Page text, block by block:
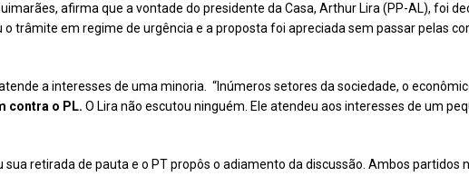
afirma que a vontade do presidente da Casa, Arthur Lira (PP-AL), foi
trâmite em regime de urgência e a proposta foi apreciada sem passar pelas
a interesses de uma minoria. “Inúmeros setores da sociedade, o
contra o PL. O Lira não escutou ninguém. Ele atendeu aos interesses de um
retirada de pauta e o PT propôs o adiamento da discussão. Ambos partidos